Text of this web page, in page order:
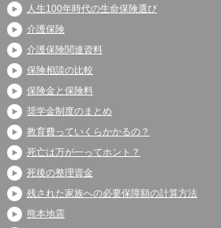
人生100年時代の生命保険選び
介護保険
介護保険関連資料
保険相談の比較
保険金と保険料
奨学金制度のまとめ
教育費っていくらかかるの？
死亡は万が一ってホント？
死後の整理資金
残された家族への必要保障額の計算方法
熊本地震